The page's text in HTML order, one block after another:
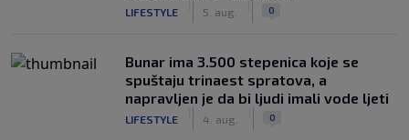
LIFESTYLE 5. aug. 0
Bunar imа 3.500 stepenica koje se
spuštaju trinaest spratova, a
napravljen je da bi ljudi imali vode ljeti
LIFESTYLE 4. aug. 0